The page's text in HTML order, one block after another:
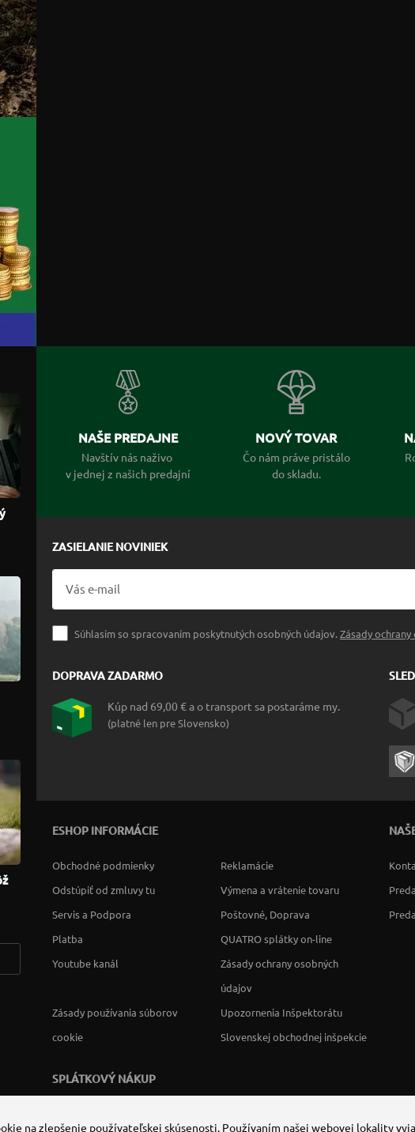
NAŠE PREDAJNE
Navštív nás naživo
v jednej z našich predajní
NOVÝ TOVAR
Čo nám práve pristálo
do skladu.
ZASIELANIE NOVINIEK
Súhlasím so spracovaním poskytnutých osobných údajov.Zásady
DOPRAVA ZADARMO
Kúp nad 69,00 € a o transport sa postaráme my.
(platné len pre Slovensko)
ESHOP INFORMÁCIE
Obchodné podmienky
Reklamácie
Odstúpiť od zmluvy tu
Výmena a vrátenie tovaru
Servis a Podpora
Poštovné, Doprava
Platba
QUATRO splátky on-line
Youtube kanál
Zásady ochrany osobných
údajov
Zásady používania súborov
cookie
Upozornenia Inšpektorátu
Slovenskej obchodnej inšpekcie
SPLÁTKOVÝ NÁKUP
na zlepšenie používateľskej skúsenosti. Používaním našej webovej lokality